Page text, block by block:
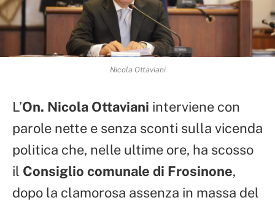
Nicola Ottaviani
L’On. Nicola Ottaviani interviene con
parole nette e senza sconti sulla vicenda
politica che, nelle ultime ore, ha scosso
il Consiglio comunale di Frosinone,
dopo la clamorosa assenza in massa del